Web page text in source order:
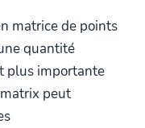
matrice de points
quantité
plus importante
peut